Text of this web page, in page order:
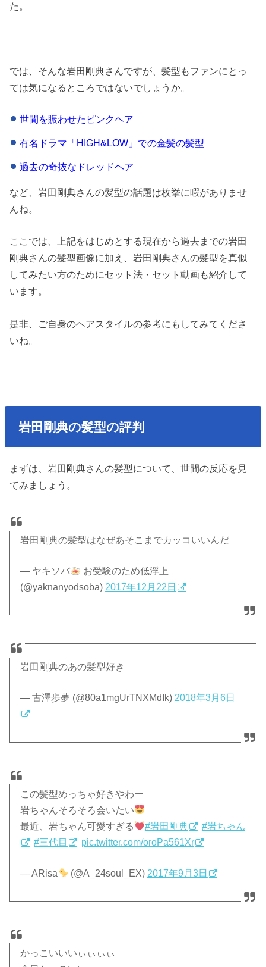
た。
では、そんな岩田剛典さんですが、髪型もファンにとっ
ては気になるところではないでしょうか。
世間を賑わせたピンクヘア
有名ドラマ「HIGH&LOW」での金髪の髪型
過去の奇抜なドレッドヘア
など、岩田剛典さんの髪型の話題は枚挙に暇がありませ
んね。
ここでは、上記をはじめとする現在から過去までの岩田
剛典さんの髪型画像に加え、岩田剛典さんの髪型を真似
してみたい方のためにセット法・セット動画も紹介して
います。
是非、ご自身のヘアスタイルの参考にもしてみてくださ
いね。
岩田剛典の髪型の評判
まずは、岩田剛典さんの髪型について、世間の反応を見
てみましょう。
岩田剛典の髪型はなぜあそこまでカッコいいんだ
— ヤキソバ
お受験のため低浮上
(@yaknanyodsoba) 2017年12月22日
岩田剛典のあの髪型好き
— 古澤歩夢 (@80a1mgUrTNXMdIk) 2018年3月6日
この髪型めっちゃ好きやわー
岩ちゃんそろそろ会いたい
最近、岩ちゃん可愛すぎる
#岩田剛典
#岩ちゃん
#三代目
pic.twitter.com/oroPa561Xr
— ARisa (@A_24soul_EX) 2017年9月3日
かっこいいいぃぃぃぃ